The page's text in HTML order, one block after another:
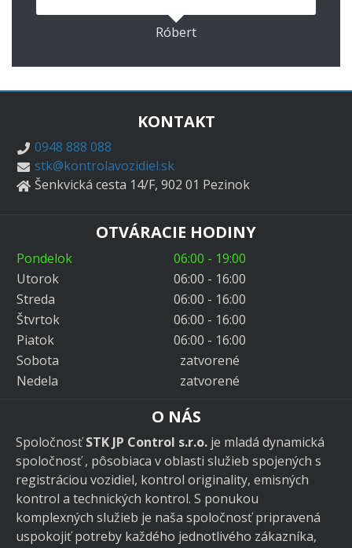
Róbert
KONTAKT
0948 888 088
stk@kontrolavozidiel.sk
Šenkvická cesta 14/F, 902 01 Pezinok
OTVÁRACIE HODINY
Pondelok
06:00 - 19:00
Utorok
06:00 - 16:00
Streda
06:00 - 16:00
Štvrtok
06:00 - 16:00
Piatok
06:00 - 16:00
Sobota
zatvorené
Nedela
zatvorené
O NÁS
SpoločnosťSTK JP Control s.r.o. je mladá dynamická
spoločnosť , pôsobiaca v oblasti služieb spojených s
registráciou vozidiel, kontrol originality, emisných
kontrol a technických kontrol. S ponukou
komplexných služieb je naša spoločnosť pripravená
uspokojiť potreby každého jednotlivého zákazníka,